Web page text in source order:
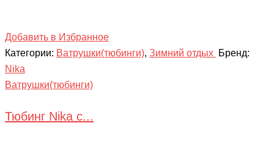
Добавить в Избранное
Категории: Ватрушки(тюбинги), Зимний отдых Бренд:
Nika
Ватрушки(тюбинги)
Тюбинг Nika с...